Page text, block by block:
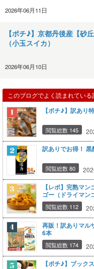
2026年06月11日
【ポチ♪】京都丹後産【砂
（小玉スイカ）
2026年06月10日
このブログでよく読まれている
【ポチ♪】訳あり
閲覧総数 145
訳ありでお得！
閲覧総数 80
【レポ】完熟マ
ゴー（ドライマン
閲覧総数 112
再販！訳ありマル
6本
閲覧総数 174
【ポチ♪】ブック